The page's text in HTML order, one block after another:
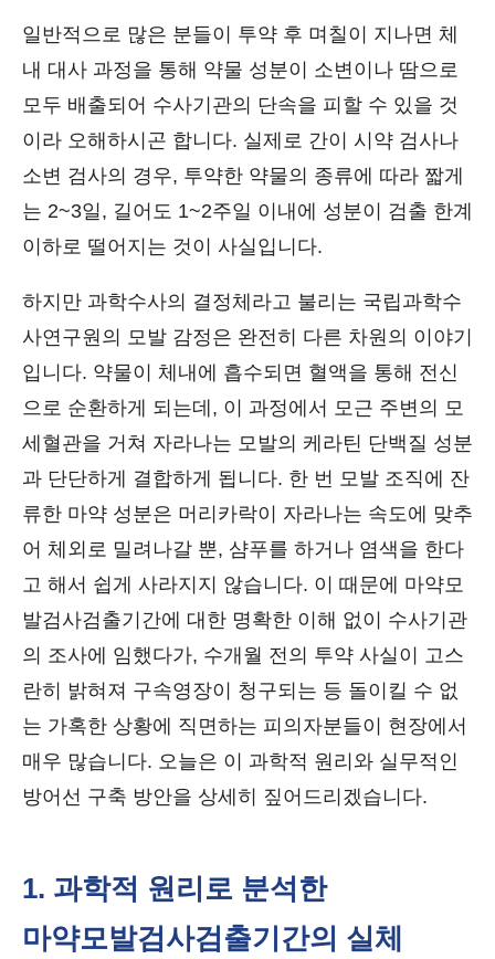
일반적으로 많은 분들이 투약 후 며칠이 지나면 체
내 대사 과정을 통해 약물 성분이 소변이나 땀으로
모두 배출되어 수사기관의 단속을 피할 수 있을 것
이라 오해하시곤 합니다. 실제로 간이 시약 검사나
소변 검사의 경우, 투약한 약물의 종류에 따라 짧게
는 2~3일, 길어도 1~2주일 이내에 성분이 검출 한계
이하로 떨어지는 것이 사실입니다.
하지만 과학수사의 결정체라고 불리는 국립과학수
사연구원의 모발 감정은 완전히 다른 차원의 이야기
입니다. 약물이 체내에 흡수되면 혈액을 통해 전신
으로 순환하게 되는데, 이 과정에서 모근 주변의 모
세혈관을 거쳐 자라나는 모발의 케라틴 단백질 성분
과 단단하게 결합하게 됩니다. 한 번 모발 조직에 잔
류한 마약 성분은 머리카락이 자라나는 속도에 맞추
어 체외로 밀려나갈 뿐, 샴푸를 하거나 염색을 한다
고 해서 쉽게 사라지지 않습니다. 이 때문에 마약모
발검사검출기간에 대한 명확한 이해 없이 수사기관
의 조사에 임했다가, 수개월 전의 투약 사실이 고스
란히 밝혀져 구속영장이 청구되는 등 돌이킬 수 없
는 가혹한 상황에 직면하는 피의자분들이 현장에서
매우 많습니다. 오늘은 이 과학적 원리와 실무적인
방어선 구축 방안을 상세히 짚어드리겠습니다.
1. 과학적 원리로 분석한
마약모발검사검출기간의 실체